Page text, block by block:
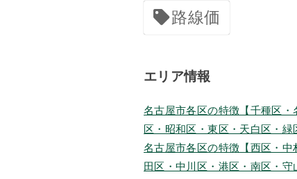
路線価
エリア情報
名古屋市各区の特徴【千種区・
区・昭和区・東区・天白区・緑
名古屋市各区の特徴【西区・中
田区・中川区・港区・南区・守